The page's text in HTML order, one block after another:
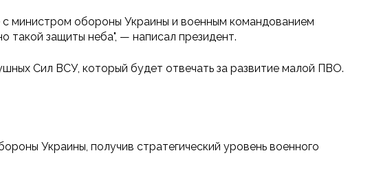
министром обороны Украины и военным командованием
такой защиты неба", — написал президент.
Сил ВСУ, который будет отвечать за развитие малой ПВО.
Украины, получив стратегический уровень военного